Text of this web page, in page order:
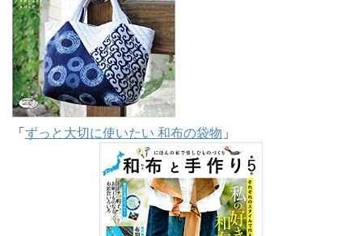
「 ずっと大切に使いたい 和布の袋物 」